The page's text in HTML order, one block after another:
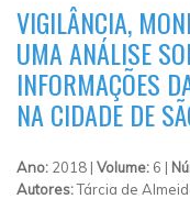
VIGILÂNCIA,
UMA ANÁLISE
INFORMAÇÕES
NA CIDADE DE
Ano: 2018 | Volume: 6 |
Autores:Tárcia de